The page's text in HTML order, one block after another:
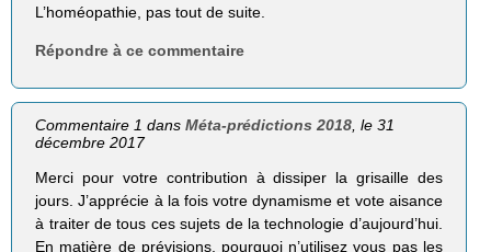
L’homéopathie, pas tout de suite.
Répondre à ce commentaire
Commentaire 1 dansMéta-prédictions 2018 , le 31
décembre 2017
Merci pour votre contribution à dissiper la grisaille des
jours. J’apprécie à la fois votre dynamisme et vote aisance
à traiter de tous ces sujets de la technologie d’aujourd’hui.
En matière de prévisions, pourquoi n’utilisez vous pas les